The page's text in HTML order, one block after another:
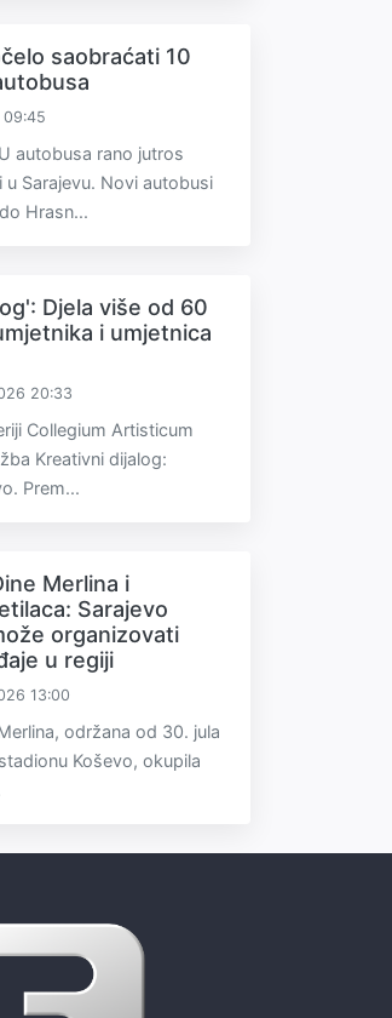
saobraćati 10
09:45
autobusa rano jutros
Sarajevu. Novi autobusi
Hrasn...
Djela više od 60
i umjetnica
20:33
Collegium Artisticum
Kreativni dijalog:
Prem...
Merlina i
Sarajevo
organizovati
u regiji
13:00
održana od 30. jula
Koševo, okupila